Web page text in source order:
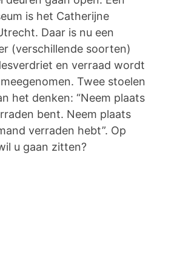
is het Catherijne
Daar is nu een
(verschillende soorten)
en verraad wordt
Twee stoelen
het denken: “Neem plaats
bent. Neem plaats
verraden hebt”. Op
u gaan zitten?